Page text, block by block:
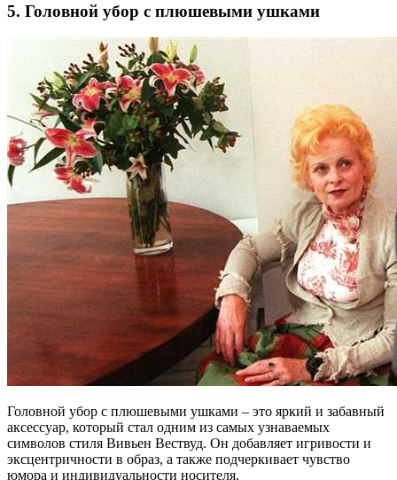
5. Головной убор с плюшевыми ушками
Головной убор с плюшевыми ушками – это яркий и забавный
аксессуар, который стал одним из самых узнаваемых
символов стиля Вивьен Вествуд. Он добавляет игривости и
эксцентричности в образ, а также подчеркивает чувство
юмора и индивидуальности носителя.